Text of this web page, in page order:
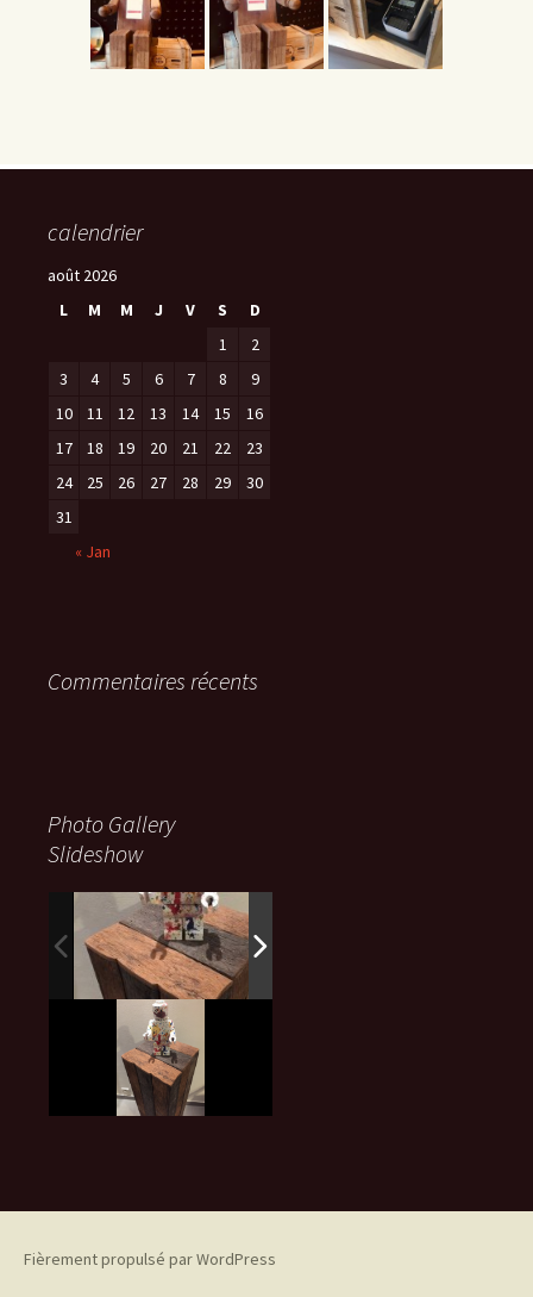
calendrier
août 2026
L
M M J V S
D
1
2
3
4 5 6 7 8
9
10
11 12 13 14 15
16
17
18 19 20 21 22
23
24
25 26 27 28 29
30
31
« Jan
Commentaires récents
Photo Gallery
Slideshow
Fièrement propulsé par WordPress